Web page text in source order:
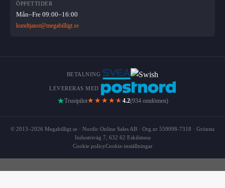
ÖPPETTIDER
Mån–Fre 09:00–16:00
kundtjanst@megabilligt.se
BETALNING
LEVERERAS MED
Trustpilot★★★★ ★ 4.2(934 omdömen)
© 2013–2026 Megabilligt.se · Nordic Online Sales AB · Org.nr 559098-7318 · Grönsta
Industriväg 7, 632 62 Eskilstuna
Cookie policyCookie-inställningar